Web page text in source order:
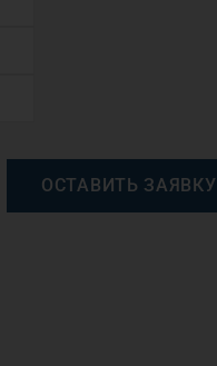
ОСТАВИТЬ ЗАЯВКУ